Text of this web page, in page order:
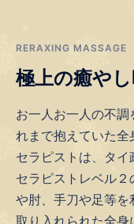
RERAXING MASSAGE
極上の癒や
お一人お一人の不調
れまで抱えていた全
セラピストは、タ
セラピストレベル
や肘、手刀や足等
取り入れられた全身